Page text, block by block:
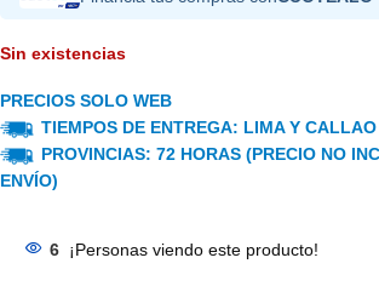
Sin existencias
PRECIOS SOLO WEB
TIEMPOS DE ENTREGA: LIMA Y
PROVINCIAS: 72 HORAS (PRECIO NO
ENVÍO)
6 ¡Personas viendo este producto!